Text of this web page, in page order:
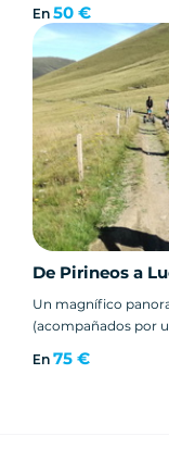
En 50 €
De Pirineos a
Un magnífico
(acompañados por
En 75 €